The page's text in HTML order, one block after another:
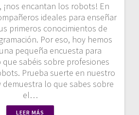
¡nos encantan los robots! En
ideales para enseñar
primeros conocimientos de
Por eso, hoy hemos
pequeña encuesta para
sabéis sobre profesiones
Prueba suerte en nuestro
demuestra lo que sabes sobre
el…
LEER MÁS